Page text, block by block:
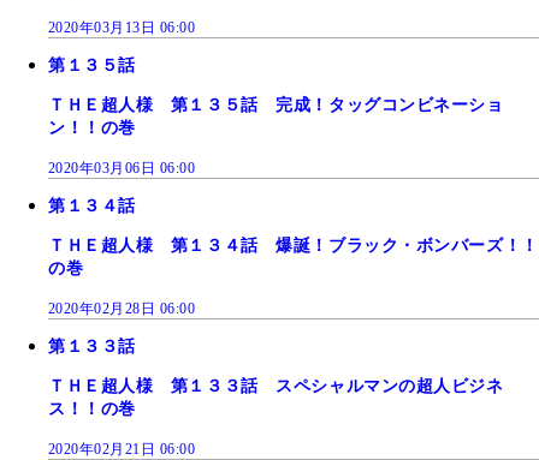
2020年03月13日 06:00
第１３５話
ＴＨＥ超人様 第１３５話 完成！タッグコンビネーショ
ン！！の巻
2020年03月06日 06:00
第１３４話
ＴＨＥ超人様 第１３４話 爆誕！ブラック・ボンバーズ！！
の巻
2020年02月28日 06:00
第１３３話
ＴＨＥ超人様 第１３３話 スペシャルマンの超人ビジネ
ス！！の巻
2020年02月21日 06:00